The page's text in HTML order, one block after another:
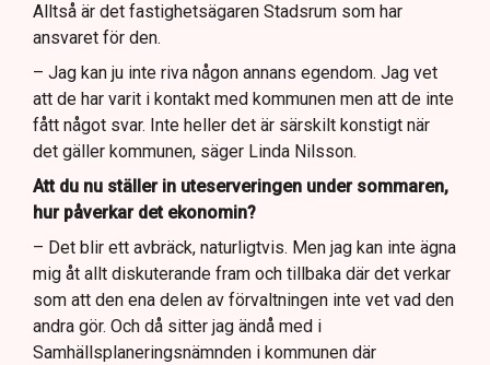
Alltså är det fastighetsägaren Stadsrum som har
ansvaret för den.
– Jag kan ju inte riva någon annans egendom. Jag vet
att de har varit i kontakt med kommunen men att de inte
fått något svar. Inte heller det är särskilt konstigt när
det gäller kommunen, säger Linda Nilsson.
Att du nu ställer in uteserveringen under sommaren,
hur påverkar det ekonomin?
– Det blir ett avbräck, naturligtvis. Men jag kan inte ägna
mig åt allt diskuterande fram och tillbaka där det verkar
som att den ena delen av förvaltningen inte vet vad den
andra gör. Och då sitter jag ändå med i
Samhällsplaneringsnämnden i kommunen där